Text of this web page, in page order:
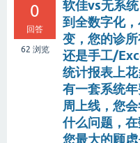
0
回答
62 浏览
软佳vs无系
到全数字化
变，您的诊
还是手工/
统计报表上
有一套系统
周上线，您
什么问题，在
您最大的顾